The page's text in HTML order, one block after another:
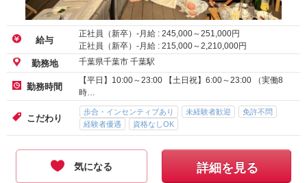
給与
正社員（新卒）-月給 : 245,000～251,000円
正社員（新卒）-月給 : 215,000～2,210,000円
勤務地 千葉県千葉市 千葉駅
勤務時間
【平日】10:00～23:00 【土日祝】6:00～23:00 （実働8
時…
こだわり
歩合・インセンティブあり 未経験者歓迎
免許不問
経験者優遇
資格なしOK
気になる 詳細を見る